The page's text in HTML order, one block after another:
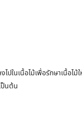
เนื้อไม้เพื่อรักษาเนื้อไ
ป็นต้น